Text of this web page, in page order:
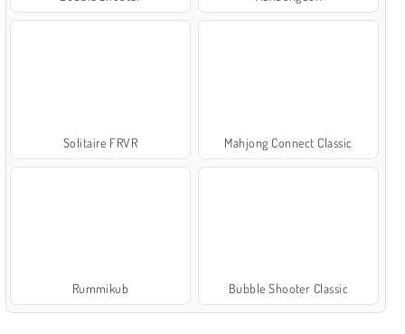
Solitaire FRVR Mahjong Connect Classic
Rummikub Bubble Shooter Classic